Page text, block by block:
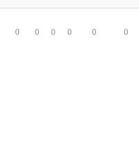
0 0 0 0 0 0